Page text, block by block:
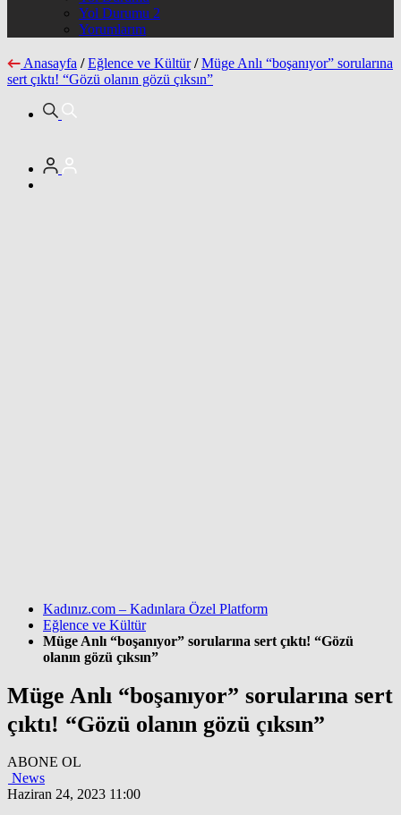
Yol Durumu 2
Yorumlarım
Anasayfa / Eğlence ve Kültür / Müge Anlı “boşanıyor” sorularına
sert çıktı! “Gözü olanın gözü çıksın”
Kadınız.com – Kadınlara Özel Platform
Eğlence ve Kültür
Müge Anlı “boşanıyor” sorularına sert çıktı! “Gözü
olanın gözü çıksın”
Müge Anlı “boşanıyor” sorularına sert
çıktı! “Gözü olanın gözü çıksın”
ABONE OL
News
Haziran 24, 2023 11:00